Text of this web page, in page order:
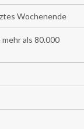
Wochenende
als 80.000